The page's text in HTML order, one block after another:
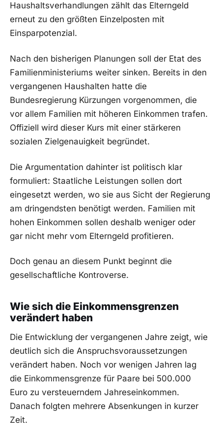
Haushaltsverhandlungen zählt das Elterngeld
erneut zu den größten Einzelposten mit
Einsparpotenzial.
Nach den bisherigen Planungen soll der Etat des
Familienministeriums weiter sinken. Bereits in den
vergangenen Haushalten hatte die
Bundesregierung Kürzungen vorgenommen, die
vor allem Familien mit höheren Einkommen trafen.
Offiziell wird dieser Kurs mit einer stärkeren
sozialen Zielgenauigkeit begründet.
Die Argumentation dahinter ist politisch klar
formuliert: Staatliche Leistungen sollen dort
eingesetzt werden, wo sie aus Sicht der Regierung
am dringendsten benötigt werden. Familien mit
hohen Einkommen sollen deshalb weniger oder
gar nicht mehr vom Elterngeld profitieren.
Doch genau an diesem Punkt beginnt die
gesellschaftliche Kontroverse.
Wie sich die Einkommensgrenzen
verändert haben
Die Entwicklung der vergangenen Jahre zeigt, wie
deutlich sich die Anspruchsvoraussetzungen
verändert haben. Noch vor wenigen Jahren lag
die Einkommensgrenze für Paare bei 500.000
Euro zu versteuerndem Jahreseinkommen.
Danach folgten mehrere Absenkungen in kurzer
Zeit.